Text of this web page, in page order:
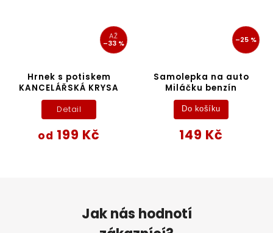
AŽ
–33 %
Hrnek s potiskem
KANCELÁŘSKÁ KRYSA
od 199 Kč
Detail
–25 %
Samolepka na auto
Miláčku benzín
149 Kč
Do košíku
Jak nás hodnotí